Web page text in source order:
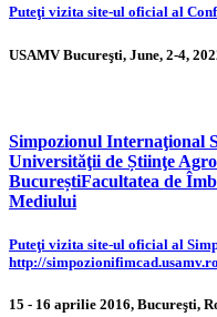
Puteţi vizita site-ul oficial al
USAMV Bucureşti, June, 2-4,
Simpozionul Internaţional
Universităţii de Știinţe
BucureștiFacultatea de
Mediului
Puteţi vizita site-ul oficial al
http://
15 - 16 aprilie 2016, Bucureşti,